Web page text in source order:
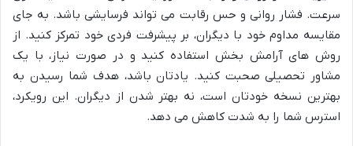
سرعت. فشار روانی و حس رقابت می تواند فرسایشی باشد. به جای
مقایسه مداوم خود با دیگران، بر پیشرفت فردی خود تمرکز کنید. از
روش های آرامش بخش استفاده کنید و در صورت نیاز، با یک
مشاور تحصیلی صحبت کنید. یادتان باشد، هدف شما رسیدن به
بهترین نسخه خودتان است، نه بهتر شدن از دیگران. این رویکرد،
استرس شما را به شدت کاهش می دهد.